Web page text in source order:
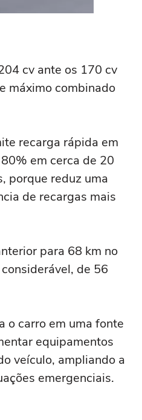
cv ante os 170 cv
máximo combinado
recarga rápida em
em cerca de 20
porque reduz uma
de recargas mais
para 68 km no
de 56
o carro em uma fonte
equipamentos
veículo, ampliando a
emergenciais.